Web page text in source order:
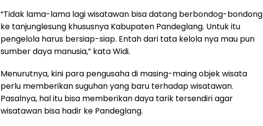
“Tidak lama-lama lagi wisatawan bisa datang berbondog-bondong
ke tanjunglesung khususnya Kabupaten Pandeglang. Untuk itu
pengelola harus bersiap-siap. Entah dari tata kelola nya mau pun
sumber daya manusia,” kata Widi.
Menurutnya, kini para pengusaha di masing-maing objek wisata
perlu memberikan suguhan yang baru terhadap wisatawan.
Pasalnya, hal itu bisa memberikan daya tarik tersendiri agar
wisatawan bisa hadir ke Pandeglang.